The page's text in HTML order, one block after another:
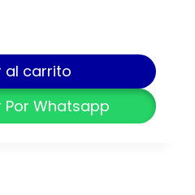
al carrito
Whatsapp